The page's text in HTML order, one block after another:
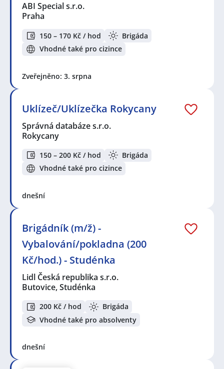
ABI Special s.r.o.
Praha
150 – 170 Kč / hod
Brigáda
Vhodné také pro cizince
Zveřejněno: 3. srpna
Uklízeč/Uklízečka Rokycany
Správná databáze s.r.o.
Rokycany
150 – 200 Kč / hod
Brigáda
Vhodné také pro cizince
dnešní
Brigádník (m/ž) -
Vybalování/pokladna (200
Kč/hod.) - Studénka
Lidl Česká republika s.r.o.
Butovice, Studénka
200 Kč / hod
Brigáda
Vhodné také pro absolventy
dnešní